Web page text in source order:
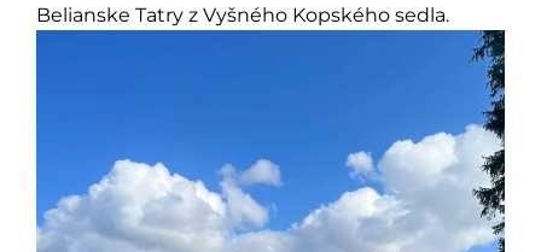
Belianske Tatry z Vyšného Kopského sedla.